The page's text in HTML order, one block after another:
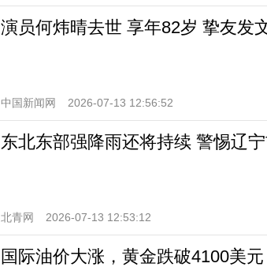
演员何炜晴去世 享年82岁 挚友发
中国新闻网 2026-07-13 12:56:52
东北东部强降雨还将持续 警惕辽
北青网 2026-07-13 12:53:12
国际油价大涨，黄金跌破4100美